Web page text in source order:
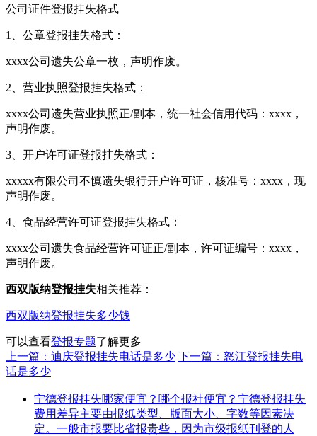
公司证件登报挂失格式
1、公章登报挂失格式：
xxxx公司遗失公章一枚，声明作废。
2、营业执照登报挂失格式：
xxxx公司遗失营业执照正/副本，统一社会信用代码：xxxx，
声明作废。
3、开户许可证登报挂失格式：
xxxxx有限公司不慎遗失银行开户许可证，核准号：xxxx，现
声明作废。
4、食品经营许可证登报挂失格式：
xxxx公司遗失食品经营许可证正/副本，许可证编号：xxxx，
声明作废。
西双版纳登报挂失相关推荐：
西双版纳登报挂失多少钱
可以查看登报专题了解更多
上一篇：迪庆登报挂失电话是多少 下一篇：怒江登报挂失电
话是多少
宁德登报挂失哪家便宜？哪个报社便宜？宁德登报挂失
费用差异主要由报纸类型、版面大小、字数等因素决
定。一般市报要比省报贵些，因为市级报纸刊登的人